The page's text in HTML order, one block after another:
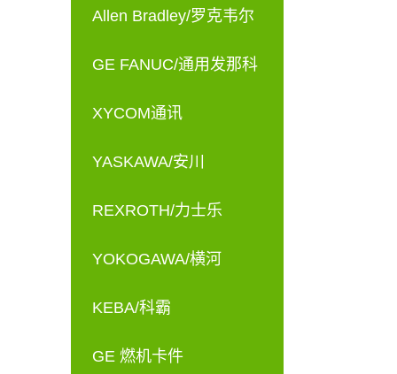
Allen Bradley/罗克韦尔
GE FANUC/通用发那科
XYCOM通讯
YASKAWA/安川
REXROTH/力士乐
YOKOGAWA/横河
KEBA/科霸
GE 燃机卡件